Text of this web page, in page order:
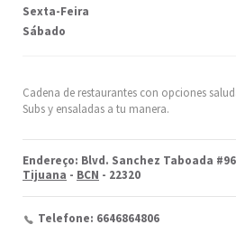
Cadena de restaurantes con opciones
Subs y ensaladas a tu manera.
Endereço: Blvd. Sanchez Taboada
Tijuana - BCN - 22320
Telefone: 6646864806
Sexta-Feira
Sábado